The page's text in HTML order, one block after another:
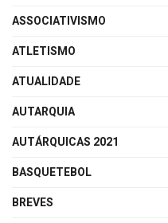
ASSOCIATIVISMO
ATLETISMO
ATUALIDADE
AUTARQUIA
AUTÁRQUICAS 2021
BASQUETEBOL
BREVES